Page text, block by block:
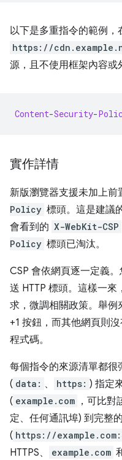
以下是多重指令的範例
https://
源，且不使用框架內容或
Content-Security-
實作詳情
新版瀏覽器支援未加上前
Policy 標頭。這是建議
會看到的 X-WebKit-CSP
Policy 標頭已淘汰。
CSP 會依網頁逐一定義
送 HTTP 標頭。這樣一
求，微調相關政策。舉
+1 按鈕，而其他網頁則
程式碼。
每個指令的來源清單都很
( data: 、 https: ) 指定
( example.com ，可比
定、任何通訊埠) 到完整
( https://
HTTPS、
example.com